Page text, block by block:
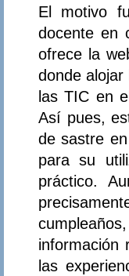
El motivo
docente en
ofrece la
donde
las TIC en
Así pues,
de sastre
para su
práctico.
información
las